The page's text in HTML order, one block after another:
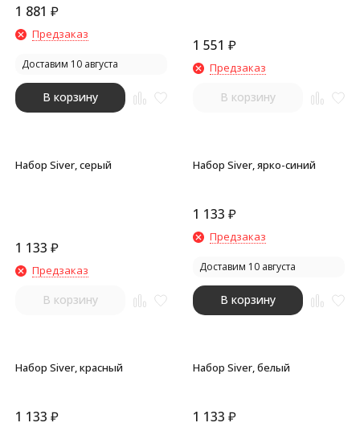
1 881 ₽
Предзаказ
Доставим 10 августа
В корзину
1 551 ₽
Предзаказ
В корзину
Набор Siver, серый
1 133 ₽
Предзаказ
В корзину
Набор Siver, ярко-синий
1 133 ₽
Предзаказ
Доставим 10 августа
В корзину
Набор Siver, красный
1 133 ₽
Набор Siver, белый
1 133 ₽